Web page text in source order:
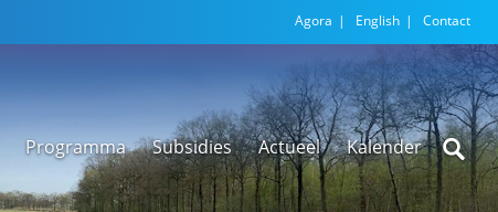
Agora English Contact
Programma Subsidies Actueel Kalender